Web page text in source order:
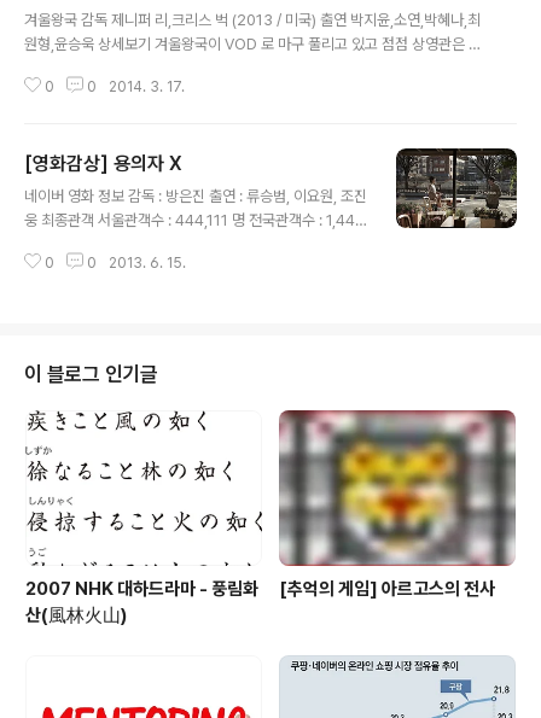
재능있는 이들을 미국으로 데려와서 야구 선수로 키우자... 는 구상을 한다. 이를
실천에 옮긴 것이 야구 유망주 오디션 프로그램 "밀리언 달러 암"..
겨울왕국 감독 제니퍼 리,크리스 벅 (2013 / 미국) 출연 박지윤,소연,박혜나,최
원형,윤승욱 상세보기 겨울왕국이 VOD 로 마구 풀리고 있고 점점 상영관은 줄
을 많이 받고 있던데, 아쉽게도 워낙 상영 막판이라 한글 더빙을 하는 상영관은
상 영화를 보면서 노래를 따라 부른다는 건 너무 무리한 생각이 아닌가 싶다. 실
제로 영화를 보는 내내 관객들 중에서 OST 를 따라 부르는 관객은 단 한명도
없었다. 영어 음성에 한글 자막이 나오는데 이 때 노래 가사는 자막 처리가 안..
0 0 2014. 3. 17.
[영화감상] 용의자 X
네이버 영화 정보 감독 : 방은진 출연 : 류승범, 이요원, 조진
웅 최종관객 서울관객수 : 444,111 명 전국관객수 : 1,44
이고의 일본 추리소설 "용의자 X 의 헌신") 이 워낙 좋은 작
년대 식의 눈물짜기 연출로 마무리해야 한다는 강박관념에
서 벗어나지 못한 것으로 보인다. 죄 없이 살해되어야 했던
제 3자에 대한 추모가 전혀 없다고 씨네 21 의 모 비평가는
이야기 했지만, 개인적으로 석고(류승범) 가 화선(이요원)
에게 사랑에 빠져 살인까지도 불사하게 된다는 논리에..
0 0 2013. 6. 15.
이 블로그 인기글
2007 NHK 대하드라마 - 풍림화
산(風林火山)
[추억의 게임] 아르고스의 전사